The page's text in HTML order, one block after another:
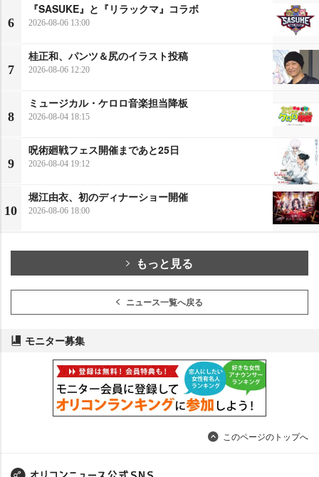
6
『SASUKE』と『リラックマ』コラボ
2026-08-06 13:00
7
桂正和、パンツ＆尻のイラスト投稿
2026-08-06 12:20
8
ミュージカル・ケロロ音楽担当降板
2026-08-04 18:15
9
呪術廻戦フェス開催まであと25日
2026-08-04 19:12
10
堀江由衣、初のディナーショー開催
2026-08-06 18:00
もっと見る
ニュース一覧へ戻る
モニター募集
このページのトップへ